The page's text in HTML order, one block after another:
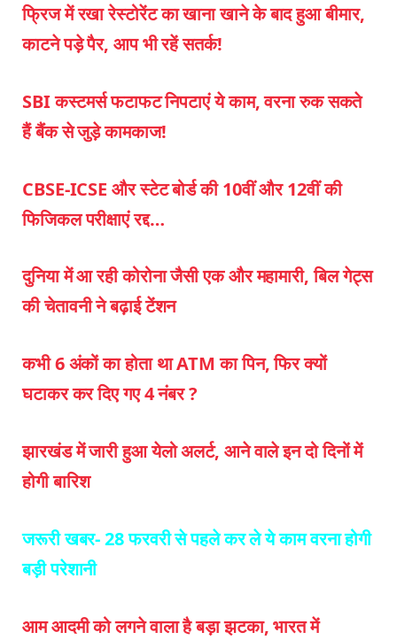
फ्रिज में रखा रेस्टोरेंट का खाना खाने के बाद हुआ बीमार,
काटने पड़े पैर, आप भी रहें सतर्क!
SBI कस्टमर्स फटाफट निपटाएं ये काम, वरना रुक सकते
हैं बैंक से जुड़े कामकाज!
CBSE-ICSE और स्टेट बोर्ड की 10वीं और 12वीं की
फिजिकल परीक्षाएं रद्द…
दुनिया में आ रही कोरोना जैसी एक और महामारी, बिल गेट्स
की चेतावनी ने बढ़ाई टेंशन
कभी 6 अंकों का होता था ATM का पिन, फिर क्यों
घटाकर कर दिए गए 4 नंबर ?
झारखंड में जारी हुआ येलो अलर्ट, आने वाले इन दो दिनों में
होगी बारिश
जरूरी खबर-28 फरवरी से पहले कर ले ये काम वरना होगी
बड़ी परेशानी
आम आदमी को लगने वाला है बड़ा झटका, भारत में